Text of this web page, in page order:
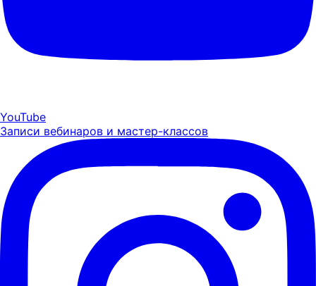
YouTube
Записи вебинаров и мастер-классов